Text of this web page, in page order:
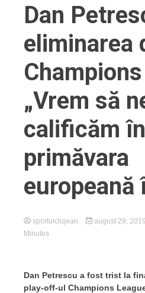
Dan
eliminarea
„Vrem să
calificăm în
primăvara
europeană
sportulclujean august 29, 2019
Minutes
Dan Petrescu a fost trist la
play-off-ul Champions